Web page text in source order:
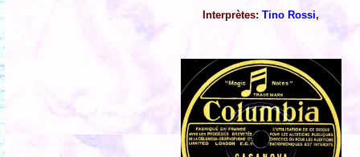
Interprètes:Tino Rossi,